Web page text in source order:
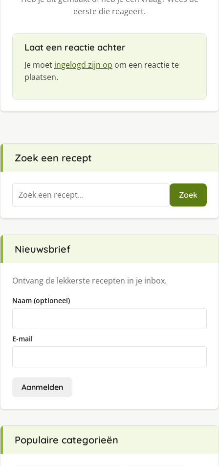
eerste die reageert.
Laat een reactie achter
Je moet ingelogd zijn op om een reactie te
plaatsen.
Zoek een recept
Zoeken
naar:
Zoek
Nieuwsbrief
Ontvang de lekkerste recepten in je inbox.
Naam (optioneel)
E-mail
Aanmelden
Populaire categorieën